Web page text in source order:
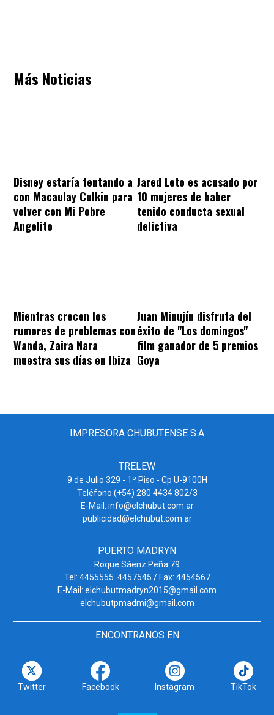
Más Noticias
Disney estaría tentando a
con Macaulay Culkin para
volver con Mi Pobre
Angelito
Jared Leto es acusado por
10 mujeres de haber
tenido conducta sexual
delictiva
Mientras crecen los
rumores de problemas con
Wanda, Zaira Nara
muestra sus días en Ibiza
Juan Minujín disfruta del
éxito de "Los domingos"
film ganador de 5 premios
Goya
IMPRESORA CHUBUTENSE S.A
TRELEW
9 de Julio 329 - 1º Piso - Cp U-9100H
Teléfono (+54) 280 4434 802/3
E-Mail: info@elchubut.com.ar
publicidad@elchubut.com.ar
PUERTO MADRYN
Roque Sáenz Peña 79
Tel: 4455555. 4457545 / Fax: 4454567
E-Mail: elchubutmadryn2015@gmail.com
elchubutpmadmi@gmail.com
ENCONTRANOS EN
Twitter Facebook Instagram TikTok